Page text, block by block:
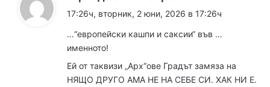
а
17:26ч, вторник, 2 юни, 2026 в 17:26ч
…“европейски кашпи и саксии“ във …
именното!
Ей от таквизи „Арх“ове Градът замяза на
НЯЩО ДРУГО АМА НЕ НА СЕБЕ СИ. ХАК НИ Е.